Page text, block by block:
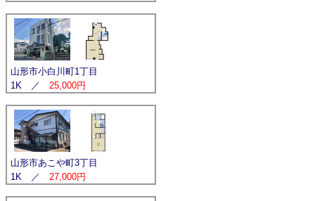
山形市小白川町1丁目
1K ／ 25,000円
山形市あこや町3丁目
1K ／ 27,000円